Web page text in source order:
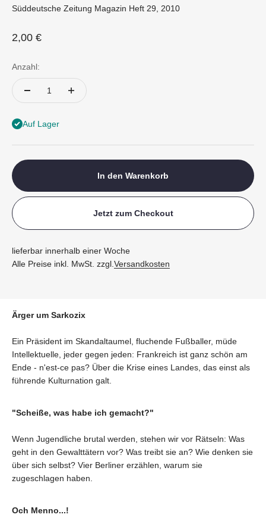
Süddeutsche Zeitung Magazin Heft 29, 2010
Angebot
2,00 €
Anzahl:
Auf Lager
In den Warenkorb
Jetzt zum Checkout
lieferbar innerhalb einer Woche
Alle Preise inkl. MwSt. zzgl. Versandkosten
Ärger um Sarkozix
Ein Präsident im Skandaltaumel, fluchende Fußballer, müde
Intellektuelle, jeder gegen jeden: Frankreich ist ganz schön am
Ende - n'est-ce pas? Über die Krise eines Landes, das einst als
führende Kulturnation galt.
"Scheiße, was habe ich gemacht?"
Wenn Jugendliche brutal werden, stehen wir vor Rätseln: Was
geht in den Gewalttätern vor? Was treibt sie an? Wie denken sie
über sich selbst? Vier Berliner erzählen, warum sie
zugeschlagen haben.
Och Menno...!